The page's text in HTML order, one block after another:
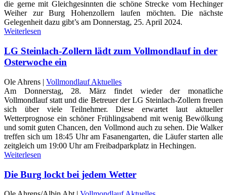
die gerne mit Gleichgesinnten die schöne Strecke vom Hechinger
Weiher zur Burg Hohenzollern laufen möchten. Die nächste
Gelegenheit dazu gibt’s am Donnerstag, 25. April 2024.
Weiterlesen
LG Steinlach-Zollern lädt zum Vollmondlauf in der
Osterwoche ein
Ole Ahrens | Vollmondlauf Aktuelles
Am Donnerstag, 28. März findet wieder der monatliche
Vollmondlauf statt und die Betreuer der LG Steinlach-Zollern freuen
sich über viele Teilnehmer. Diese erwartet laut aktueller
Wetterprognose ein schöner Frühlingsabend mit wenig Bewölkung
und somit guten Chancen, den Vollmond auch zu sehen. Die Walker
treffen sich um 18:45 Uhr am Fasanengarten, die Läufer starten alle
zeitgleich um 19:00 Uhr am Freibadparkplatz in Hechingen.
Weiterlesen
Die Burg lockt bei jedem Wetter